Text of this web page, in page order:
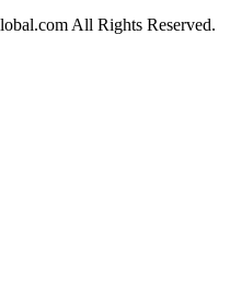
All Rights Reserved.